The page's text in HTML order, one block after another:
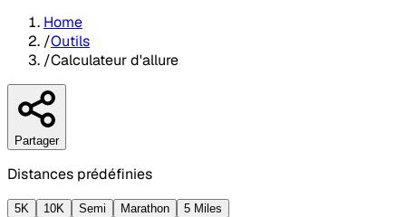
Home
/Outils
/Calculateur d'allure
Partager
Distances prédéfinies
5K 10K Semi Marathon 5 Miles